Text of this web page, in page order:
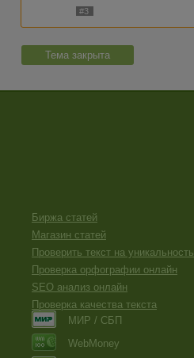
#3
Тема закрыта
Биржа статей
Магазин статей
Проверить текст на уникальность
Проверка орфографии онлайн
SEO анализ онлайн
Проверка качества текста
МИР / СБП
WebMoney